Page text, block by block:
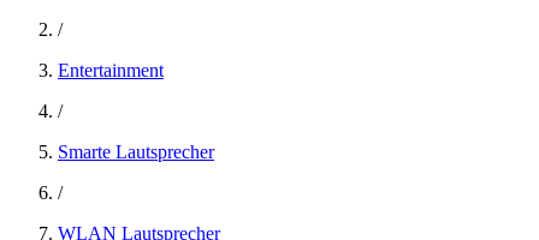
/
Entertainment
/
Smarte Lautsprecher
/
WLAN Lautsprecher